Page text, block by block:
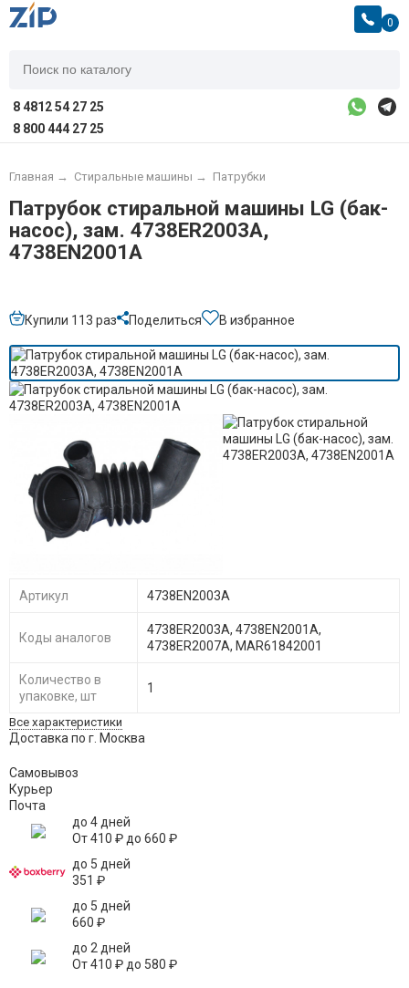
0
8 4812 54 27 25
8 800 444 27 25
Главная → Стиральные машины → Патрубки
Патрубок стиральной машины LG (бак-
насос), зам. 4738ER2003A,
4738EN2001A
Купили 113 раз Поделиться В избранное
Артикул 4738EN2003A
Коды аналогов
4738ER2003A, 4738EN2001A,
4738ER2007A, MAR61842001
Количество в
упаковке, шт
1
Все характеристики
Доставка по г. Москва
Самовывоз
Курьер
Почта
до 4 дней
От 410 ₽ до 660 ₽
до 5 дней
351 ₽
до 5 дней
660 ₽
до 2 дней
От 410 ₽ до 580 ₽